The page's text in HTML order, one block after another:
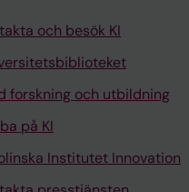
och besök KI
forskning och utbildning
på KI
Institutet Innovation